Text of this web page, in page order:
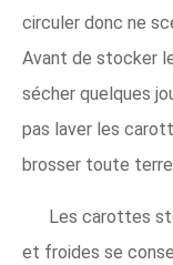
circuler donc ne
Avant de stocker
sécher quelques
pas laver les
brosser toute
Les carottes
et froides se